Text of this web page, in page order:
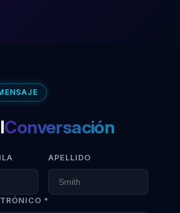
Conversación
APELLIDO
*